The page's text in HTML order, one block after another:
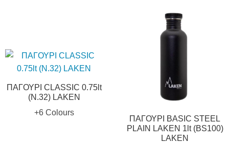
ΠΑΓΟΥΡΙ CLASSIC 0.75lt
(N.32) LAKEN
+6 Colours
ΠΑΓΟΥΡΙ BASIC STEEL
PLAIN LAKEN 1lt (BS100)
LAKEN